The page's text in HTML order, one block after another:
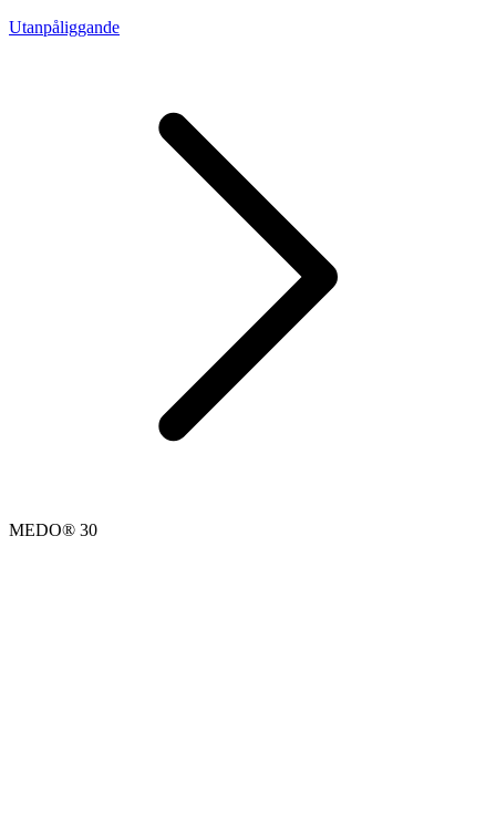
Utanpåliggande
MEDO® 30